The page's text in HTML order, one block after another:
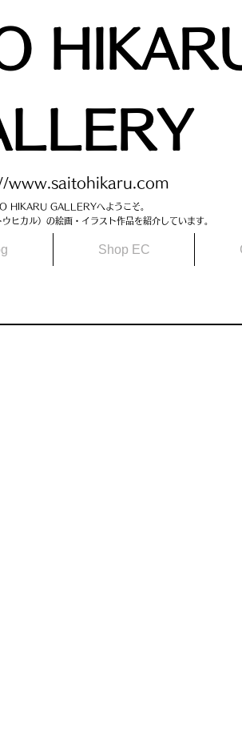
www.saitohikaru.com
HIKARU GALLERYへようこそ。​
ヒカル）の絵画・イラスト作品を紹介しています。​
Shop EC